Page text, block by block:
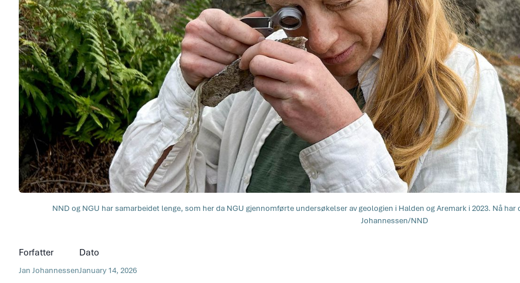
NND og NGU har samarbeidet lenge, som her da NGU gjennomførte undersøkelser av geologien i Halden og Aremark i 2023. Nå
Johannessen/NND
Forfatter
Jan Johannessen
Dato
January 14, 2026